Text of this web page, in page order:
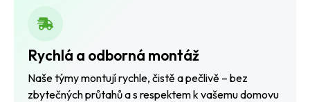
Rychlá a odborná montáž
Naše týmy montují rychle, čistě a pečlivě – bez
zbytečných průtahů a s respektem k vašemu domovu